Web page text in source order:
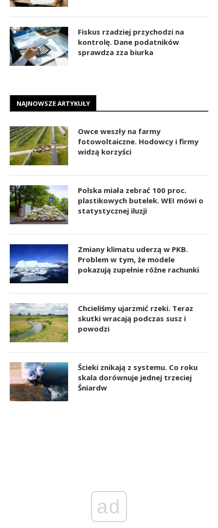
Fiskus rzadziej przychodzi na
kontrolę. Dane podatników
sprawdza zza biurka
NAJNOWSZE ARTYKUŁY
Owce weszły na farmy
fotowoltaiczne. Hodowcy i firmy
widzą korzyści
Polska miała zebrać 100 proc.
plastikowych butelek. WEI mówi o
statystycznej iluzji
Zmiany klimatu uderzą w PKB.
Problem w tym, że modele
pokazują zupełnie różne rachunki
Chcieliśmy ujarzmić rzeki. Teraz
skutki wracają podczas susz i
powodzi
Ścieki znikają z systemu. Co roku
skala dorównuje jednej trzeciej
Śniardw
ad